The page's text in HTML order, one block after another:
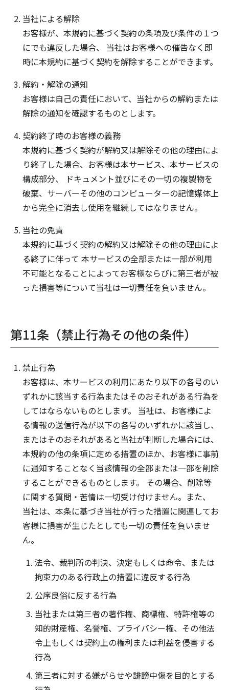
当社による解除
お客様が、本規約に基づく契約の条項及び条件の１つ
にでも違反した場合、 当社はお客様への催告なく即
時に本規約に基づく契約を解除することができます。
解約・解除の通知
お客様は自己の責任において、当社からの解約または
解除の通知を確認するものとします。
契約終了時のお客様の義務
本規約に基づく契約が解約又は解除その他の理由によ
り終了した場合、お客様は本サービス、本サービスの
構成部分、 ドキュメント並びにその一切の複製物を
破棄、サーバーその他のコンピューターの記憶媒体上
から完全に消去し使用を継続してはなりません。
当社の免責
本規約に基づく契約の解約又は解除その他の理由によ
る終了に伴って 本サービスの全部または一部が利用
不可能となることによってお客様ならびに第三者が被
った損害等について当社は一切責任を負いません。
第11条（禁止行為その他の条件）
禁止行為
お客様は、本サービスの利用にあたり以下の各号のい
ずれかに該当する行為またはそのおそれがある行為を
してはならないものとします。 当社は、お客様によ
る情報の送信行為が以下の各号のいずれかに該当し、
またはそのおそれがあると当社が判断した場合には、
本規約の他の条項に定める措置のほか、お客様に事前
に通知することなく当該情報の全部または一部を削除
することができるものとします。 その場合、削除等
に関する質問・苦情は一切受け付けません。また、
当社は、本条に基づき当社が行った措置に関連してお
客様に損害が生じたとしても一切の責任を負いませ
ん。
法令、裁判所の判決、決定もしくは命令、または
拘束力のある行政上の措置に違反する行為
公序良俗に反する行為
当社または第三者の著作権、商標権、特許権等の
知的財産権、名誉権、プライバシー権、その他法
令上もしくは契約上の権利または利益を侵害する
行為
第三者に対する嫌がらせや誹謗中傷を目的とする